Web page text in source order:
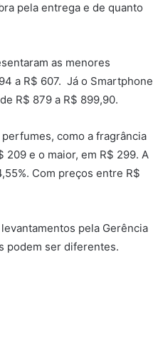
pela entrega e de quanto
as menores
a R$ 607. Já o Smartphone
R$ 879 a R$ 899,90.
como a fragrância
209 e o maior, em R$ 299. A
Com preços entre R$
pela Gerência
podem ser diferentes.